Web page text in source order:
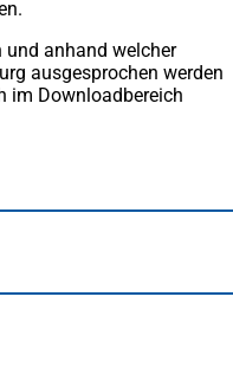
und anhand welcher
ausgesprochen werden
im Downloadbereich